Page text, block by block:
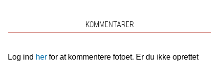
KOMMENTARER
Log ind herfor at kommentere fotoet. Er du ikke oprettet